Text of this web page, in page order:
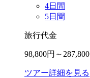
4日間
5日間
旅行代金
98,800円～ 287,800
ツアー詳細を見る